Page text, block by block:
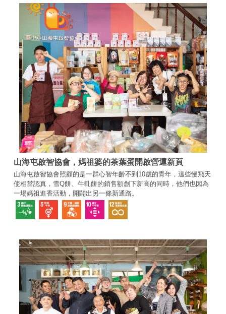
山海屯啟智協會，媽祖婆的茶葉蛋開啟營運新頁
山海屯啟智協會照顧的是一群心智年齡不到10歲的青年，這些慢飛天
使相當認真，雪Q餅、牛軋餅的銷售額創下新高的同時，他們也因為
一場媽祖進香活動，開闢出另一條新通路。